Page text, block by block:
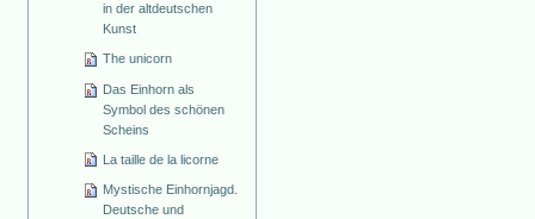
in der altdeutschen
Kunst
The unicorn
Das Einhorn als
Symbol des schönen
Scheins
La taille de la licorne
Mystische Einhornjagd.
Deutsche und